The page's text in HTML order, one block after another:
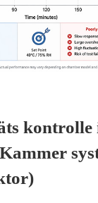
kontrolle